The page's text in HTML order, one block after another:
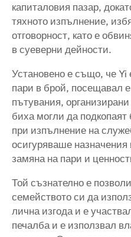
капиталовия пазар,
тяхното изпълнение,
отговорност, като е
в суеверни дейности.
Установено е също, че
пари в брой, посещавал
пътувания,
биха могли да
при изпълнение на
осигуряваше
замяна на пари и
Той съзнателно е
семейството си да
лична изгода и е
печалба и е използвал